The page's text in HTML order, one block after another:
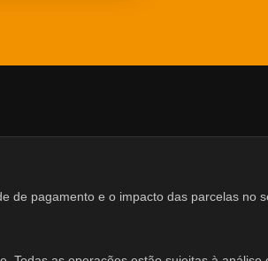
pagamento e o impacto das parcelas no